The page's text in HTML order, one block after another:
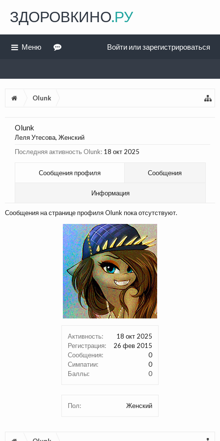
Olunk
Активность:
18 окт 2025
Регистрация:
26 фев 2015
Сообщения:
0
Симпатии:
0
Баллы:
0
Пол: Женский
Olunk
Леля Утесова, Женский
Последняя активность Olunk: 18 окт 2025
Сообщения профиля Сообщения
Информация
Сообщения на странице профиля Olunk пока отсутствуют.
ЗДОРОВКИНО.РУ
Меню Войти или зарегистрироваться